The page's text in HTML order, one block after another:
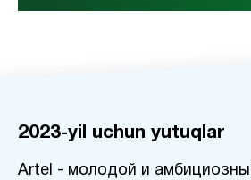
2023-yil uchun yutuqlar
Artel - молодой и